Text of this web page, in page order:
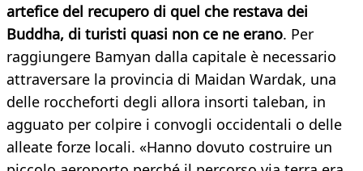
artefice del recupero di quel che restava dei
Buddha, di turisti quasi non ce ne erano. Per
raggiungere Bamyan dalla capitale è necessario
attraversare la provincia di Maidan Wardak, una
delle roccheforti degli allora insorti taleban, in
agguato per colpire i convogli occidentali o delle
alleate forze locali. «Hanno dovuto costruire un